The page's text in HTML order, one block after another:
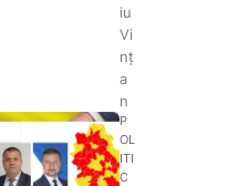
iu
Vi
nț
a
n
P
OL
ITI
C